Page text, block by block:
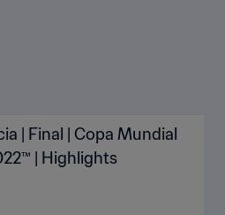
| Final | Copa Mundial
| Highlights